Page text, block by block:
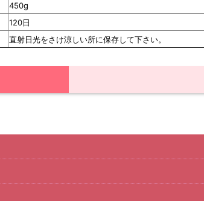
450g
120日
直射日光をさけ涼しい所に保存して下さい。